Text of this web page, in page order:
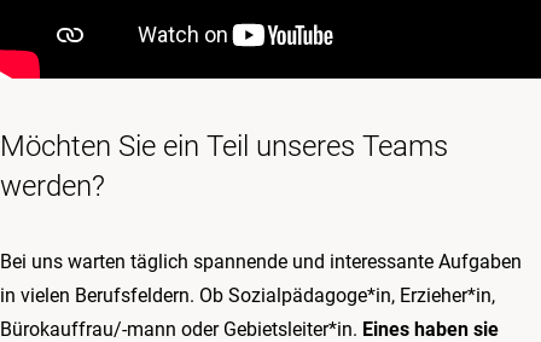
Möchten Sie ein Teil unseres Teams
werden?
Bei uns warten täglich spannende und interessante Aufgaben
in vielen Berufsfeldern. Ob Sozialpädagoge*in, Erzieher*in,
Bürokauffrau/-mann oder Gebietsleiter*in. Eines haben sie